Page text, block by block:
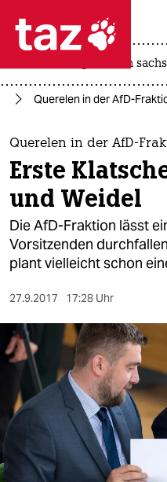
 taz
taz zahl
themen
politik
öko
gesellschaft
sport
berlin
nord
wahrheit
verlag
landtagswahl in
Querelen in der AfD-
Querelen in der AfD-
Erste
und Weidel
Die AfD-Fraktion lässt
Vorsitzenden
plant vielleicht schon
27.9.2017 17:28 Uhr